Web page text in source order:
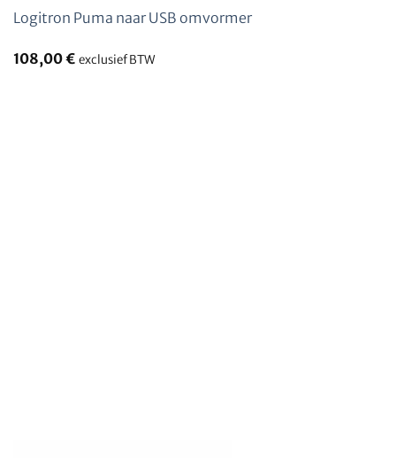
Logitron Puma naar USB omvormer
108,00€ exclusief BTW